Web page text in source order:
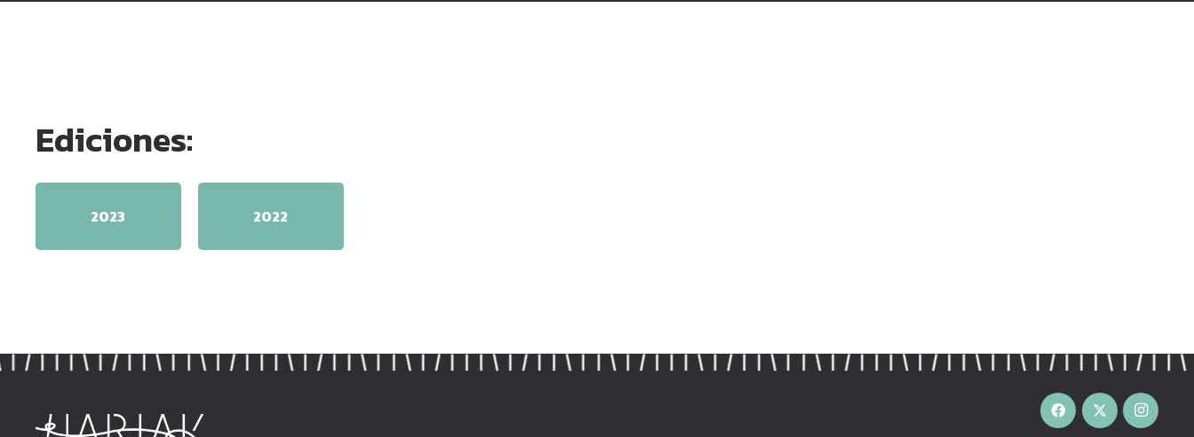
Ediciones:
2023 2022